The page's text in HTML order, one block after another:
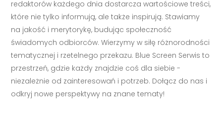
redaktorów każdego dnia dostarcza wartościowe treści,
które nie tylko informują, ale także inspirują. Stawiamy
na jakość i merytorykę, budując społeczność
świadomych odbiorców. Wierzymy w siłę różnorodności
tematycznej i rzetelnego przekazu. Blue Screen Serwis to
przestrzeń, gdzie każdy znajdzie coś dla siebie -
niezależnie od zainteresowań i potrzeb. Dołącz do nas i
odkryj nowe perspektywy na znane tematy!